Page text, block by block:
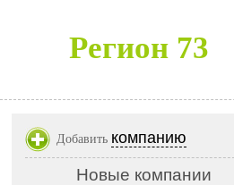
Регион 73
Добавить компанию
Новые компании